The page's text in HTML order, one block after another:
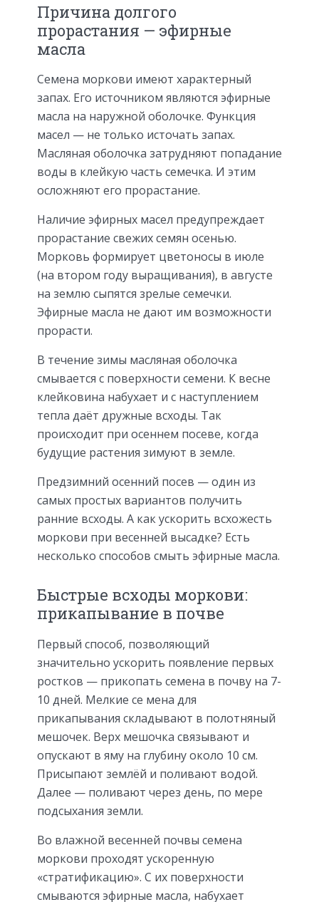
Причина долгого
прорастания — эфирные
масла
Семена моркови имеют характерный
запах. Его источником являются эфирные
масла на наружной оболочке. Функция
масел — не только источать запах.
Масляная оболочка затрудняют попадание
воды в клейкую часть семечка. И этим
осложняют его прорастание.
Наличие эфирных масел предупреждает
прорастание свежих семян осенью.
Морковь формирует цветоносы в июле
(на втором году выращивания), в августе
на землю сыпятся зрелые семечки.
Эфирные масла не дают им возможности
прорасти.
В течение зимы масляная оболочка
смывается с поверхности семени. К весне
клейковина набухает и с наступлением
тепла даёт дружные всходы. Так
происходит при осеннем посеве, когда
будущие растения зимуют в земле.
Предзимний осенний посев — один из
самых простых вариантов получить
ранние всходы. А как ускорить всхожесть
моркови при весенней высадке? Есть
несколько способов смыть эфирные масла.
Быстрые всходы моркови:
прикапывание в почве
Первый способ, позволяющий
значительно ускорить появление первых
ростков — прикопать семена в почву на 7-
10 дней. Мелкие се мена для
прикапывания складывают в полотняный
мешочек. Верх мешочка связывают и
опускают в яму на глубину около 10 см.
Присыпают землёй и поливают водой.
Далее — поливают через день, по мере
подсыхания земли.
Во влажной весенней почвы семена
моркови проходят ускоренную
«стратификацию». С их поверхности
смываются эфирные масла, набухает